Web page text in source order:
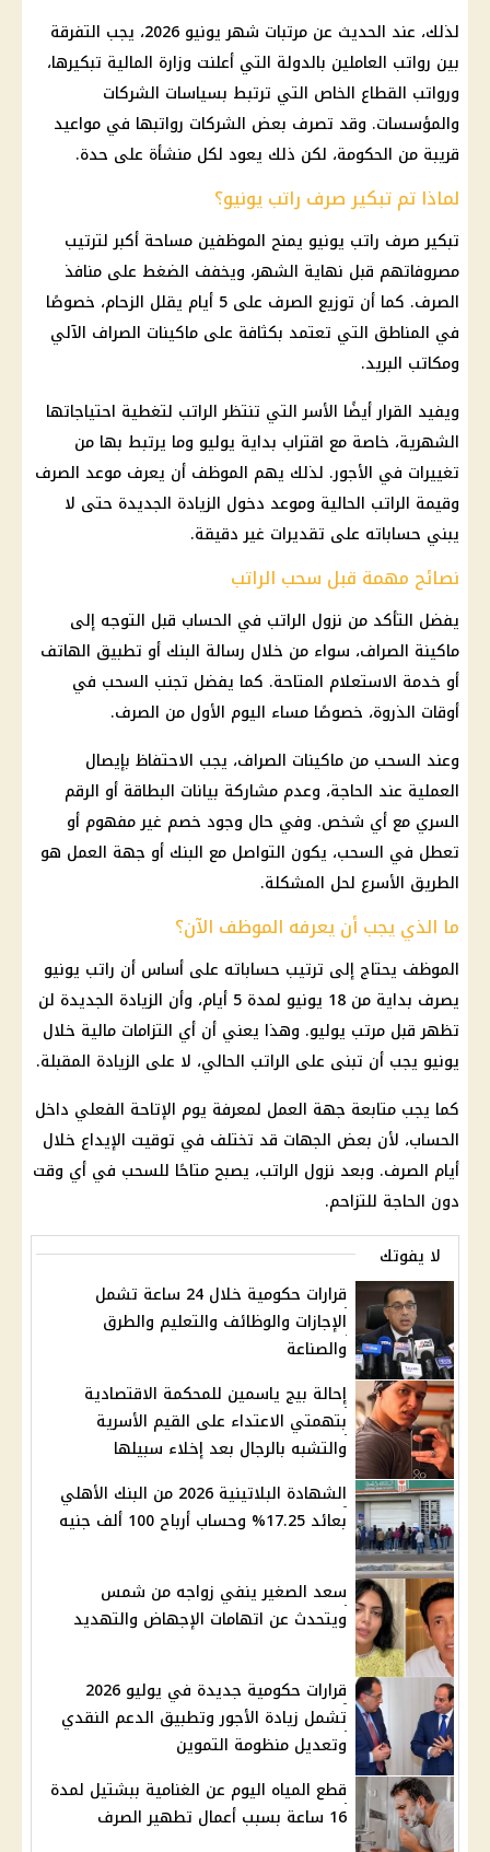
لذلك، عند الحديث عن مرتبات شهر يونيو 2026
، يجب التفرقة
بين رواتب العاملين بالدولة التي أعلنت وزارة المالية تبكيرها،
ورواتب القطاع الخاص التي ترتبط بسياسات الشركات
والمؤسسات. وقد تصرف بعض الشركات رواتبها في مواعيد
قريبة من الحكومة، لكن ذلك يعود لكل منشأة على حدة.
لماذا تم تبكير صرف راتب يونيو؟
تبكير صرف راتب يونيو يمنح الموظفين مساحة أكبر لترتيب
مصروفاتهم قبل نهاية الشهر، ويخفف الضغط على منافذ
الصرف. كما أن توزيع الصرف على 5 أيام يقلل الزحام، خصوصًا
في المناطق التي تعتمد بكثافة على ماكينات الصراف الآلي
ومكاتب البريد.
ويفيد القرار أيضًا الأسر التي تنتظر الراتب لتغطية احتياجاتها
الشهرية، خاصة مع اقتراب بداية يوليو وما يرتبط بها من
تغييرات في الأجور. لذلك يهم الموظف أن يعرف موعد الصرف
وقيمة الراتب الحالية وموعد دخول الزيادة الجديدة حتى لا
يبني حساباته على تقديرات غير دقيقة.
نصائح مهمة قبل سحب الراتب
يفضل التأكد من نزول الراتب في الحساب قبل التوجه إلى
ماكينة الصراف، سواء من خلال رسالة البنك أو تطبيق الهاتف
أو خدمة الاستعلام المتاحة. كما يفضل تجنب السحب في
أوقات الذروة، خصوصًا مساء اليوم الأول من الصرف.
وعند السحب من ماكينات الصراف، يجب الاحتفاظ بإيصال
العملية عند الحاجة، وعدم مشاركة بيانات البطاقة أو الرقم
السري مع أي شخص. وفي حال وجود خصم غير مفهوم أو
تعطل في السحب، يكون التواصل مع البنك أو جهة العمل هو
الطريق الأسرع لحل المشكلة.
ما الذي يجب أن يعرفه الموظف الآن؟
الموظف يحتاج إلى ترتيب حساباته على أساس أن راتب يونيو
يصرف بداية من 18 يونيو لمدة 5 أيام، وأن الزيادة الجديدة لن
تظهر قبل مرتب يوليو. وهذا يعني أن أي التزامات مالية خلال
يونيو يجب أن تبنى على الراتب الحالي، لا على الزيادة المقبلة.
كما يجب متابعة جهة العمل لمعرفة يوم الإتاحة الفعلي داخل
الحساب، لأن بعض الجهات قد تختلف في توقيت الإيداع خلال
أيام الصرف. وبعد نزول الراتب، يصبح متاحًا للسحب في أي وقت
دون الحاجة للتزاحم.
لا يفوتك
قرارات حكومية خلال 24 ساعة تشمل
الإجازات والوظائف والتعليم والطرق
والصناعة
إحالة بيج ياسمين للمحكمة الاقتصادية
بتهمتي الاعتداء على القيم الأسرية
والتشبه بالرجال بعد إخلاء سبيلها
الشهادة البلاتينية 2026 من البنك الأهلي
بعائد 17.25% وحساب أرباح 100 ألف جنيه
سعد الصغير ينفي زواجه من شمس
ويتحدث عن اتهامات الإجهاض والتهديد
قرارات حكومية جديدة في يوليو 2026
تشمل زيادة الأجور وتطبيق الدعم النقدي
وتعديل منظومة التموين
قطع المياه اليوم عن الغنامية ببشتيل لمدة
16 ساعة بسبب أعمال تطهير الصرف